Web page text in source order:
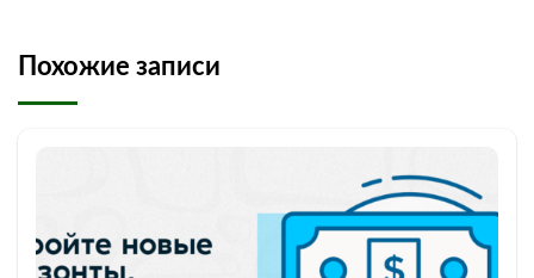
Похожие записи